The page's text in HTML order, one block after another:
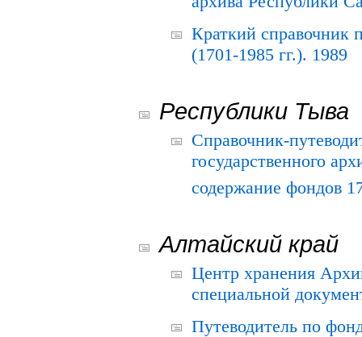
Краткий
(1701-1985 гг.). 1989
Республики Тыва
Справочник-
государственного
содержание фондов
Алтайский край
Центр хранения
специальной
Путеводитель по